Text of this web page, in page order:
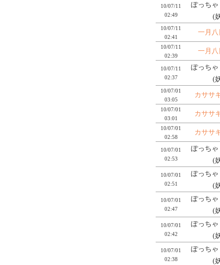
10/07/11
02:49
ぽっちゃ
(
10/07/11
02:41
一月八
10/07/11
02:39
一月八
10/07/11
02:37
ぽっちゃ
(
10/07/01
03:05
カササ
10/07/01
03:01
カササ
10/07/01
02:58
カササ
10/07/01
02:53
ぽっちゃ
(
10/07/01
02:51
ぽっちゃ
(
10/07/01
02:47
ぽっちゃ
(
10/07/01
02:42
ぽっちゃ
(
10/07/01
02:38
ぽっちゃ
(